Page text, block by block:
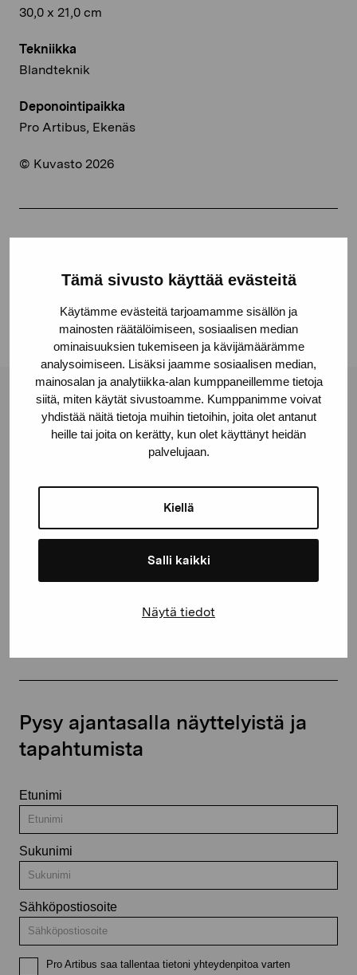
Tämä sivusto käyttää evästeitä
Käytämme evästeitä tarjoamamme sisällön ja
mainosten räätälöimiseen, sosiaalisen median
ominaisuuksien tukemiseen ja kävijämäärämme
analysoimiseen. Lisäksi jaamme sosiaalisen median,
mainosalan ja analytiikka-alan kumppaneillemme tietoja
siitä, miten käytät sivustoamme. Kumppanimme voivat
yhdistää näitä tietoja muihin tietoihin, joita olet antanut
heille tai joita on kerätty, kun olet käyttänyt heidän
palvelujaan.
Kiellä
Salli kaikki
Näytä tiedot
30,0 x 21,0 cm
Tekniikka
Blandteknik
Deponointipaikka
Pro Artibus, Ekenäs
© Kuvasto 2026
Facebook
Pro Artibus -säätiö
Kustaa Vaasan katu 11
Pysy ajantasalla näyttelyistä ja
tapahtumista
Etunimi
Sukunimi
Sähköpostiosoite
Pro Artibus saa tallentaa tietoni yhteydenpitoa varten